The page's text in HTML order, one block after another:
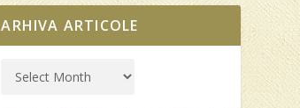
ARHIVA ARTICOLE